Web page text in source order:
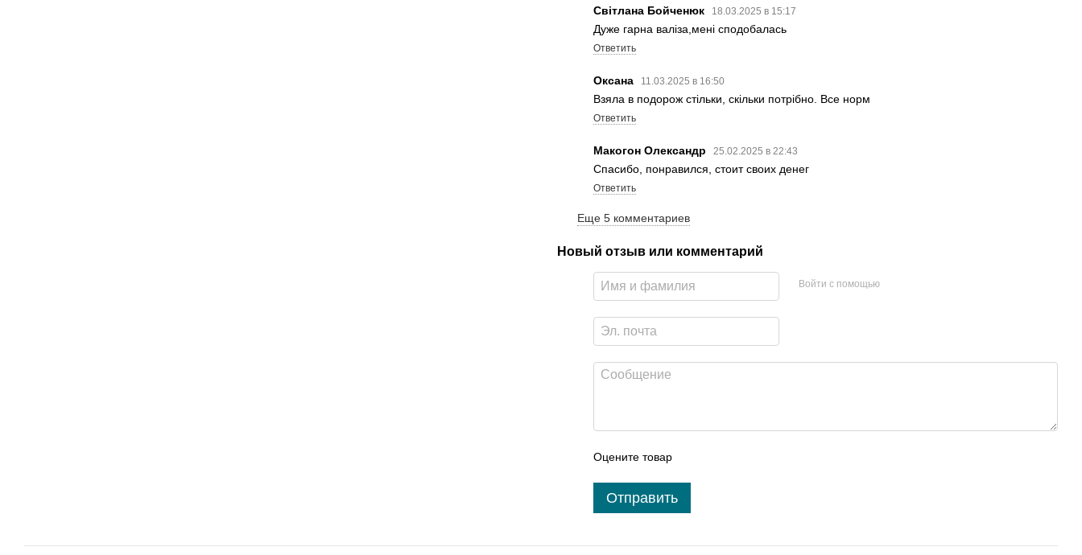
Світлана Бойченюк 18.03.2025 в 15:17
Дуже гарна валіза,мені сподобалась
Ответить
Оксана 11.03.2025 в 16:50
Взяла в подорож стільки, скільки потрібно. Все норм
Ответить
Макогон Олександр 25.02.2025 в 22:43
Спасибо, понравился, стоит своих денег
Ответить
Еще 5 комментариев
Новый отзыв или комментарий
Войти с помощью
Оцените товар
Отправить